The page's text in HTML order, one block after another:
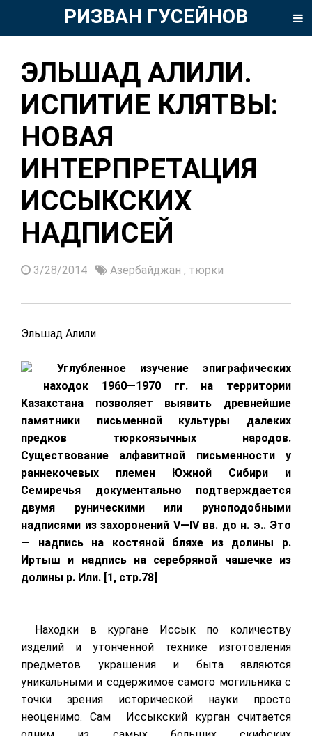
РИЗВАН ГУСЕЙНОВ
ЭЛЬШАД АЛИЛИ.
ИСПИТИЕ КЛЯТВЫ:
НОВАЯ
ИНТЕРПРЕТАЦИЯ
ИССЫКСКИХ
НАДПИСЕЙ
3/28/2014 Азербайджан , тюрки
Эльшад Алили
Углубленное изучение эпиграфических
находок 1960—1970 гг. на территории
Казахстана позволяет выявить древнейшие
памятники письменной культуры далеких
предков тюркоязычных народов.
Существование алфавитной письменности у
раннекочевых племен Южной Сибири и
Семиречья документально подтверждается
двумя руническими или руноподобными
надписями из захоронений V—IVвв. до н. э.. Это
— надпись на костяной бляхе из долины р.
Иртыш и надпись на серебряной чашечке из
долины р. Или. [1, стр.78]
Находки в кургане Иссык по количеству
изделий и утонченной технике изготовления
предметов украшения и быта являются
уникальными и содержимое самого могильника с
точки зрения исторической науки просто
неоценимо. Сам Иссыкский курган считается